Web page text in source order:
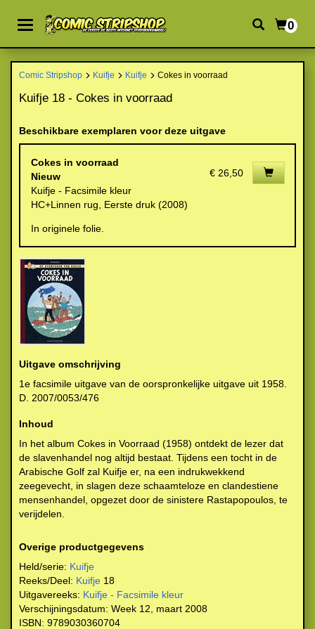
0
Comic Stripshop Kuifje Kuifje Cokes in voorraad
Kuifje 18 - Cokes in voorraad
Beschikbare exemplaren voor deze uitgave
Cokes in voorraad
Nieuw
Kuifje - Facsimile kleur
HC+Linnen rug, Eerste druk (2008)
In originele folie.
€ 26,50
Uitgave omschrijving
1e facsimile uitgave van de oorspronkelijke uitgave uit 1958.
D. 2007/0053/476
Inhoud
In het album Cokes in Voorraad (1958) ontdekt de lezer dat
de slavenhandel nog altijd bestaat. Tijdens een tocht in de
Arabische Golf zal Kuifje er, na een indrukwekkend
zeegevecht, in slagen deze schaamteloze en clandestiene
mensenhandel, opgezet door de sinistere Rastapopoulos, te
verijdelen.
Overige productgegevens
Held/serie: Kuifje
Reeks/Deel: Kuifje 18
Uitgavereeks: Kuifje - Facsimile kleur
Verschijningsdatum: Week 12, maart 2008
ISBN: 9789030360704